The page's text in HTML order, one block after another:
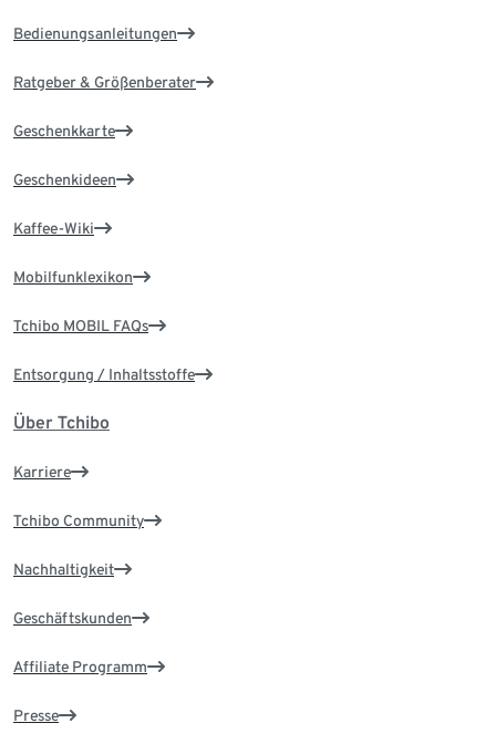
Bedienungsanleitungen
Ratgeber & Größenberater
Geschenkkarte
Geschenkideen
Kaffee-Wiki
Mobilfunklexikon
Tchibo MOBIL FAQs
Entsorgung / Inhaltsstoffe
Über Tchibo
Karriere
Tchibo Community
Nachhaltigkeit
Geschäftskunden
Affiliate Programm
Presse